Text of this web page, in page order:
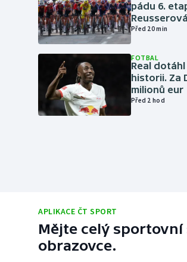
pádu 6.
Reusserová
Před 20 min
FOTBAL
Real
historii. Za
milionů eur
Před 2 hod
APLIKACE ČT SPORT
Mějte celý sportovní
obrazovce.